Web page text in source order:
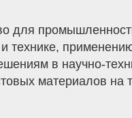
для
технике,
в научно-
материалов на